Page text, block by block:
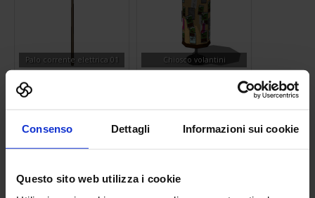
Consenso Dettagli Informazioni sui cookie
Questo sito web utilizza i cookie
Palo corrente elettrica 01 Chiosco volantini
Lavatrice Lampione stradale 06